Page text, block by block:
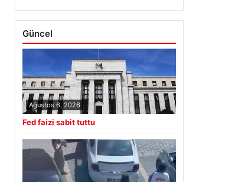
Güncel
Ağustos 6, 2026
Fed faizi sabit tuttu